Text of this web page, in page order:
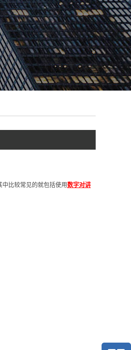
比较常见的就包括使用数字对讲